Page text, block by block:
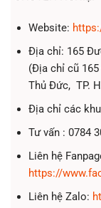
Website:
Địa chỉ: 165
(Địa chỉ cũ 165
Thủ Đức, TP.
Địa chỉ các
Tư vấn : 0784
Liên hệ
https://
Liên hệ Zalo: